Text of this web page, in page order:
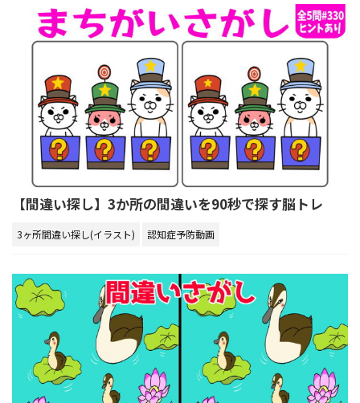
【間違い探し】3か所の間違いを90秒で探す脳トレ
3ヶ所間違い探し(イラスト) 認知症予防動画